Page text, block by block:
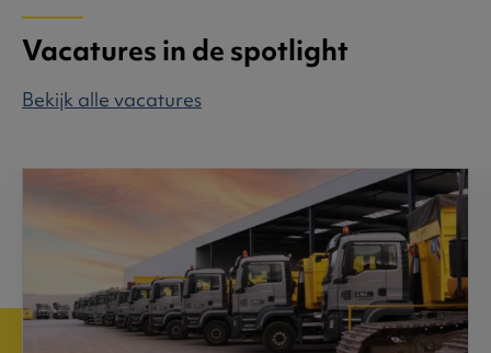
Vacatures in de spotlight
Bekijk alle vacatures